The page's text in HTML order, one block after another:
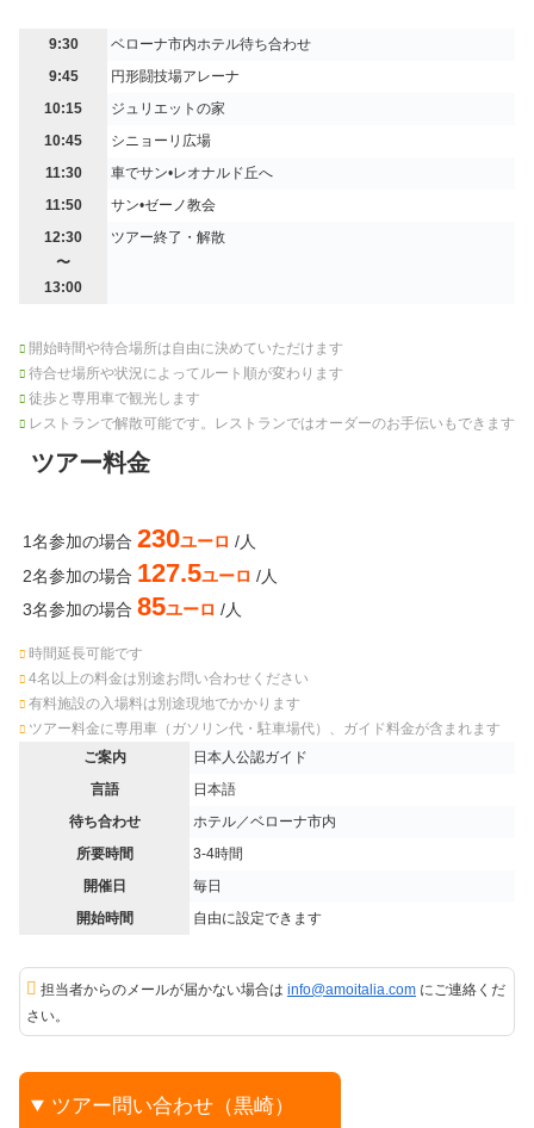
9:30
ベローナ市内ホテル待ち合わせ
9:45
円形闘技場アレーナ
10:15
ジュリエットの家
10:45
シニョーリ広場
11:30
車でサン•レオナルド丘へ
11:50
サン•ゼーノ教会
12:30
〜
13:00
ツアー終了・解散
開始時間や待合場所は自由に決めていただけます
待合せ場所や状況によってルート順が変わります
徒歩と専用車で観光します
レストランで解散可能です。レストランではオーダーのお手伝いもできます
ツアー料金
1名参加の場合 230ユーロ /人
2名参加の場合 127.5ユーロ /人
3名参加の場合 85ユーロ /人
時間延長可能です
4名以上の料金は別途お問い合わせください
有料施設の入場料は別途現地でかかります
ツアー料金に専用車（ガソリン代・駐車場代）、ガイド料金が含まれます
ご案内
日本人公認ガイド
言語
日本語
待ち合わせ
ホテル／ベローナ市内
所要時間
3-4時間
開催日
毎日
開始時間
自由に設定できます
担当者からのメールが届かない場合は info@amoitalia.com にご連絡くだ
さい。
ツアー問い合わせ（黒崎）